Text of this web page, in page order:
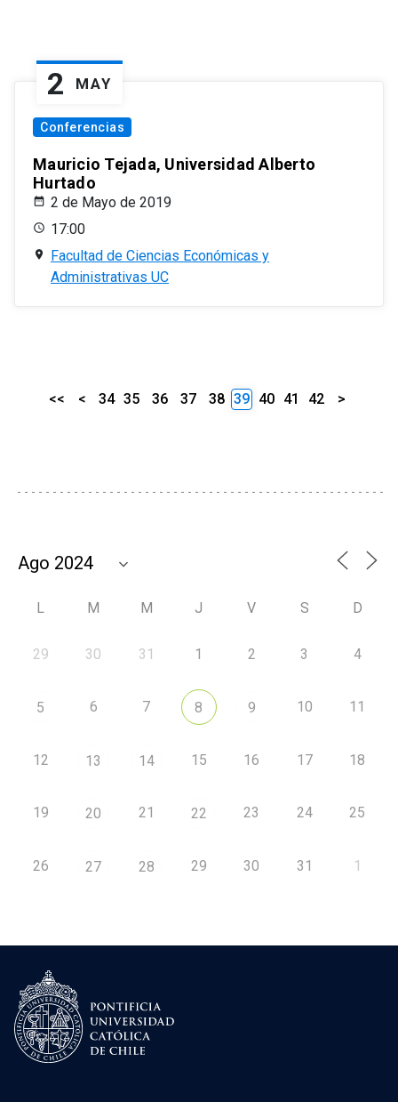
2 MAY
Conferencias
Mauricio Tejada, Universidad Alberto
Hurtado
2 de Mayo de 2019
17:00
Facultad de Ciencias Económicas y
Administrativas UC
<< < 34 35 36 37 38 39 40 41 42 >
L M M J V S D
29 30 31 1 2 3 4
5 6 7 8 9 10 11
12 13 14 15 16 17 18
19 20 21 22 23 24 25
26 27 28 29 30 31 1